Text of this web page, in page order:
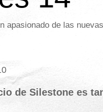
apasionado de las
de Silestone es